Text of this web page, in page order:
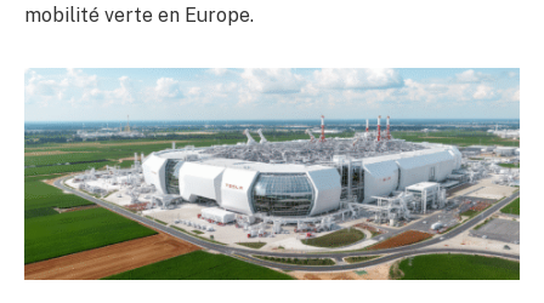
mobilité verte en Europe.